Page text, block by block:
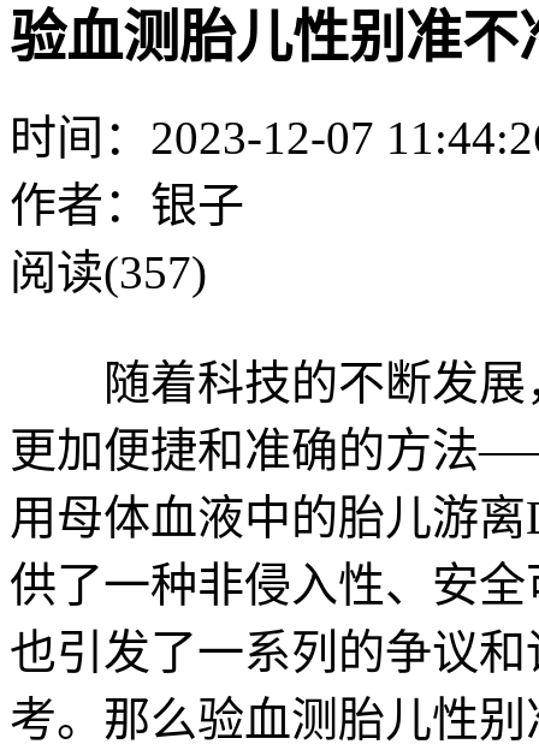
验血测胎儿性别准
时间：2023-12-07
作者：银子
阅读(357)
随着科技的不断发展
更加便捷和准确的方法
用母体血液中的胎儿游
供了一种非侵入性、安
也引发了一系列的争议
考。那么验血测胎儿性